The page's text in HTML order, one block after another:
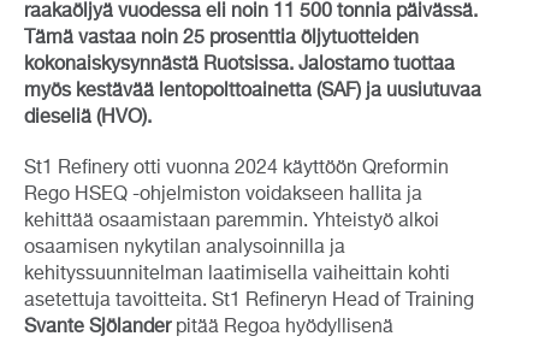
raakaöljyä vuodessa eli noin 11 500 tonnia päivässä.
Tämä vastaa noin 25 prosenttia öljytuotteiden
kokonaiskysynnästä Ruotsissa. Jalostamo tuottaa
myös kestävää lentopolttoainetta (SAF) ja uusiutuvaa
dieseliä (HVO).
St1 Refinery otti vuonna 2024 käyttöön Qreformin
Rego HSEQ -ohjelmiston voidakseen hallita ja
kehittää osaamistaan paremmin. Yhteistyö alkoi
osaamisen nykytilan analysoinnilla ja
kehityssuunnitelman laatimisella vaiheittain kohti
asetettuja tavoitteita. St1 Refineryn Head of Training
Svante Sjölander pitää Regoa hyödyllisenä